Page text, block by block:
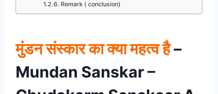
Remark ( conclusion)
मुंडन संस्कार का क्या महत्व है–
Mundan Sanskar –